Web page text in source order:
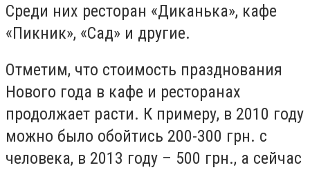
Среди них ресторан «Диканька», кафе
«Пикник», «Сад» и другие.
Отметим, что стоимость празднования
Нового года в кафе и ресторанах
продолжает расти. К примеру, в 2010 году
можно было обойтись 200-300 грн. с
человека, в 2013 году – 500 грн., а сейчас